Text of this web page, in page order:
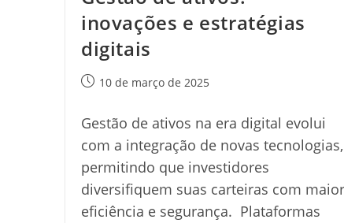
inovações e estratégias
digitais
Post10 de março de 2025
Gestão de ativos na era digital evolui
com a integração de novas tecnologias,
permitindo que investidores
diversifiquem suas carteiras com maior
eficiência e segurança. Plataformas